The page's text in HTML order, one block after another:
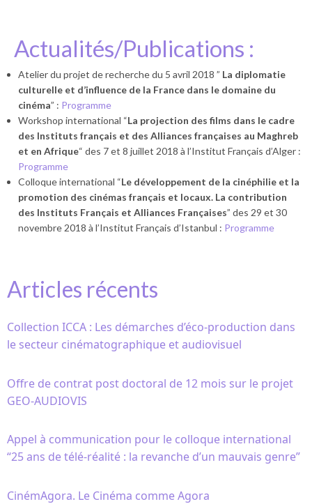
Actualités/Publications :
Atelier du projet de recherche du 5 avril 2018 ” La diplomatie
culturelle et d’influence de la France dans le domaine du
cinéma” : Programme
Workshop international “La projection des films dans le cadre
des Instituts français et des Alliances françaises au Maghreb
et en Afrique“ des 7 et 8 juillet 2018 à l’Institut Français d’Alger :
Programme
Colloque international “Le développement de la cinéphilie et la
promotion des cinémas français et locaux. La contribution
des Instituts Français et Alliances Françaises” des 29 et 30
novembre 2018 à l’Institut Français d’Istanbul : Programme
Articles récents
Collection ICCA : Les démarches d’éco-production dans
le secteur cinématographique et audiovisuel
Offre de contrat post doctoral de 12 mois sur le projet
GEO-AUDIOVIS
Appel à communication pour le colloque international
“25 ans de télé-réalité : la revanche d’un mauvais genre”
CinémAgora. Le Cinéma comme Agora